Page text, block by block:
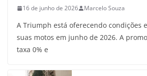
16 de junho de 2026 Marcelo Souza
A Triumph está oferecendo condições
suas motos em junho de 2026. A
taxa 0% e